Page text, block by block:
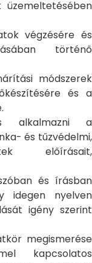
végzésére és
történő
módszerek
és a
alkalmazni a
és tűzvédelmi,
előírásait,
és írásban
idegen nyelven
igény szerint
megismerése
kapcsolatos